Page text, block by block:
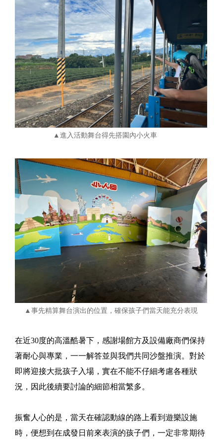
▲進入活動舞台得先搭園內小火車
▲事先精算舞台演出的位置，確保孩子們當天能充分表現
在近30度的高溫酷暑下，感謝場館方及設備廠商們保持
著耐心與專業，一一解答並與我們共同沙盤推演。對於
即將迎接大批孩子入場，實在不能不仔細考慮各種狀
況，因此後續要討論的細節相當繁多。
振奮人心的是，當天在確認動線的路上看到遊樂設施
時，便想到在成發日前來表演的孩子們，一定非常期待